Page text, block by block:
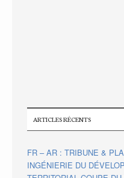
ARTICLES RÉCENTS
FR – AR : TRIBUNE &
INGÉNIERIE DU